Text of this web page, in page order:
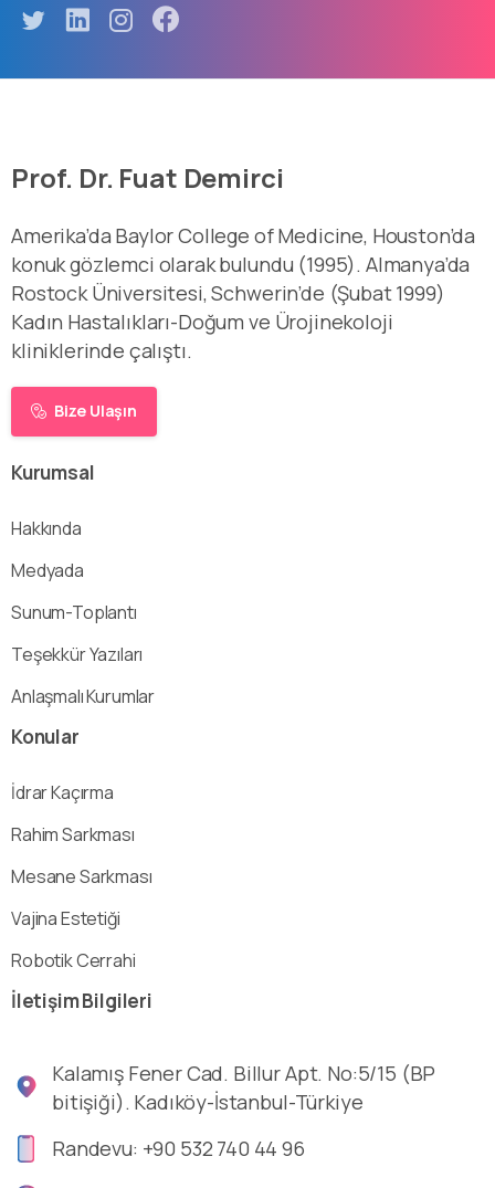
Prof. Dr. Fuat Demirci
Amerika’da Baylor College of Medicine, Houston’da
konuk gözlemci olarak bulundu (1995). Almanya’da
Rostock Üniversitesi, Schwerin’de (Şubat 1999)
Kadın Hastalıkları-Doğum ve Ürojinekoloji
kliniklerinde çalıştı.
Bize Ulaşın
Kurumsal
Hakkında
Medyada
Sunum-Toplantı
Teşekkür Yazıları
Anlaşmalı Kurumlar
Konular
İdrar Kaçırma
Rahim Sarkması
Mesane Sarkması
Vajina Estetiği
Robotik Cerrahi
İletişimBilgileri
Kalamış Fener Cad. Billur Apt. No:5/15 (BP
bitişiği). Kadıköy-İstanbul-Türkiye
Randevu: +90 532 740 44 96